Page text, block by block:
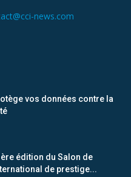
news.com
vos données contre la
édition du Salon de
de prestige...